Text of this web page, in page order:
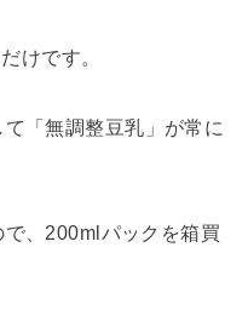
けです。
「無調整豆乳」が常に
、200mlパックを箱買